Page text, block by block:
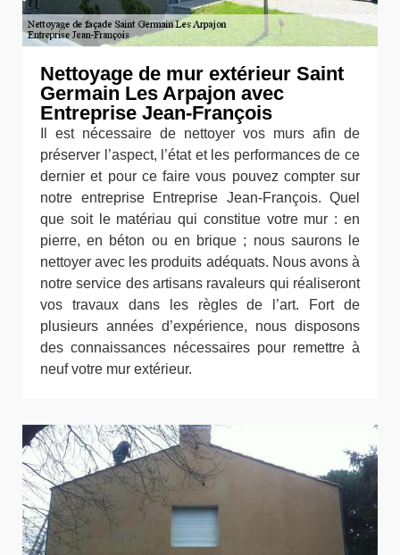
Nettoyage de mur extérieur Saint
Germain Les Arpajon avec
Entreprise Jean-François
Il est nécessaire de nettoyer vos murs afin de
préserver l’aspect, l’état et les performances de ce
dernier et pour ce faire vous pouvez compter sur
notre entreprise Entreprise Jean-François. Quel
que soit le matériau qui constitue votre mur : en
pierre, en béton ou en brique ; nous saurons le
nettoyer avec les produits adéquats. Nous avons à
notre service des artisans ravaleurs qui réaliseront
vos travaux dans les règles de l’art. Fort de
plusieurs années d’expérience, nous disposons
des connaissances nécessaires pour remettre à
neuf votre mur extérieur.